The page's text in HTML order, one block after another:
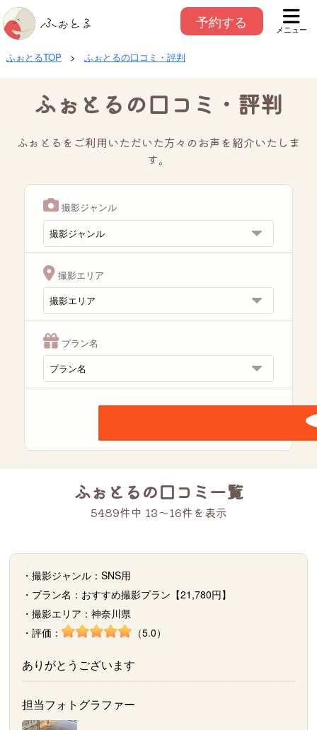
予約する メニュー
ふぉとるTOP > ふぉとるの口コミ・評判
ふぉとるの口コミ・評判
ふぉとるをご利用いただいた方々のお声を紹介いたしま
す。
撮影ジャンル
撮影エリア
プラン名
ふぉとるの口コミ一覧
5489件中 13〜16件を表示
・撮影ジャンル：SNS用
・プラン名：おすすめ撮影プラン【21,780円】
・撮影エリア：神奈川県
・評価：
（5.0）
ありがとうございます
担当フォトグラファー